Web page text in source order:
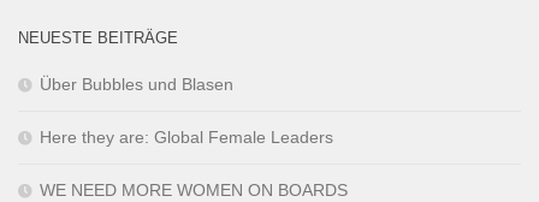
NEUESTE BEITRÄGE
Über Bubbles und Blasen
Here they are: Global Female Leaders
WE NEED MORE WOMEN ON BOARDS